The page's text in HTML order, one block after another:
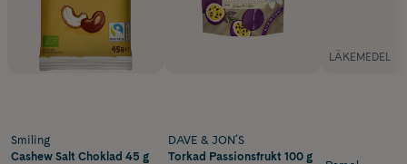
Smiling
Cashew Salt Choklad 45 g
DAVE & JON´S
Torkad Passionsfrukt 100 g
LÄKEMEDEL